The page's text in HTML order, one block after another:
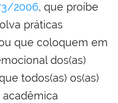
2006, que proíbe
práticas
que coloquem em
dos(as)
todos(as) os(as)